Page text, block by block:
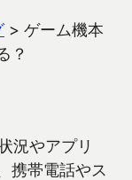
> ゲーム機本
？
況やアプリ
携帯電話やス